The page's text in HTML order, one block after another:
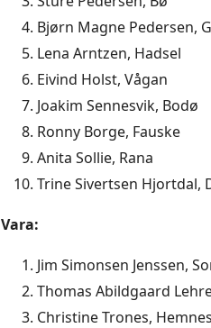
Bjørn Magne Pedersen,
Lena Arntzen, Hadsel
Eivind Holst, Vågan
Joakim Sennesvik, Bodø
Ronny Borge, Fauske
Anita Sollie, Rana
Trine Sivertsen Hjortdal,
Vara:
Jim Simonsen Jenssen,
Thomas Abildgaard
Christine Trones, Hemnes